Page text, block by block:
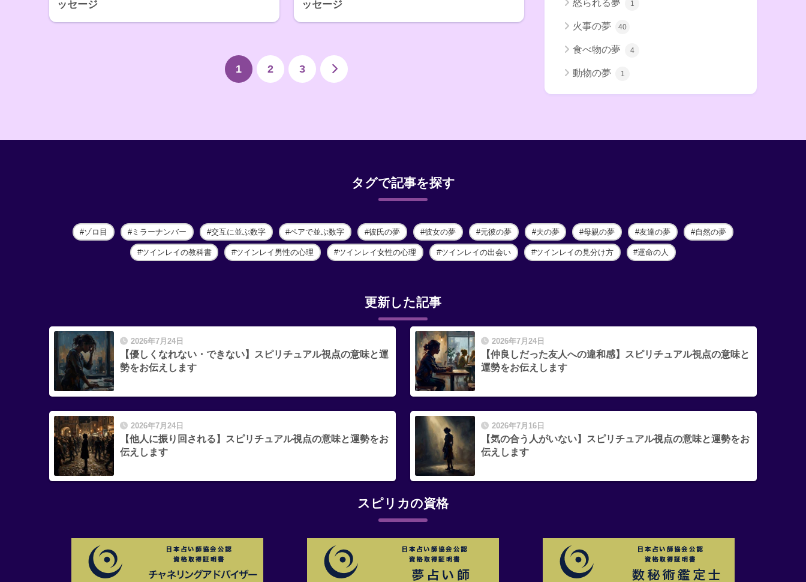
ッセージ
ッセージ
1 2 3
怒られる夢 1
火事の夢 40
食べ物の夢 4
動物の夢 1
タグで記事を探す
ゾロ目 ミラーナンバー 交互に並ぶ数字 ペアで並ぶ数字 彼氏の夢 彼女の夢 元彼の夢 夫の夢 母親の夢 友達の夢 自然の夢
ツインレイの教科書 ツインレイ男性の心理 ツインレイ女性の心理 ツインレイの出会い ツインレイの見分け方 運命の人
更新した記事
2026年7月24日
【優しくなれない・できない】スピリチュアル視点の意味と運
勢をお伝えします
2026年7月24日
【仲良しだった友人への違和感】スピリチュアル視点の意味と
運勢をお伝えします
2026年7月24日
【他人に振り回される】スピリチュアル視点の意味と運勢をお
伝えします
2026年7月16日
【気の合う人がいない】スピリチュアル視点の意味と運勢をお
伝えします
スピリカの資格